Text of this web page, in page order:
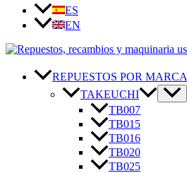
ES
EN
REPUESTOS POR MARCA
TAKEUCHI
TB007
TB015
TB016
TB020
TB025